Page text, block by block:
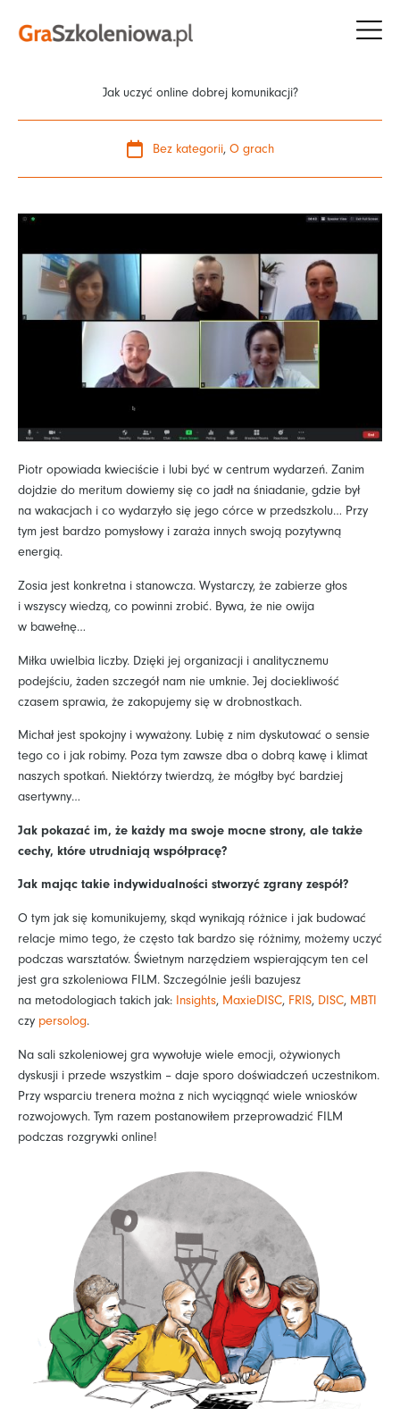
Jak uczyć online dobrej komunikacji?
Bez kategorii, O grach
Piotr opowiada kwieciście i lubi być w centrum wydarzeń. Zanim
dojdzie do meritum dowiemy się co jadł na śniadanie, gdzie był
na wakacjach i co wydarzyło się jego córce w przedszkolu… Przy
tym jest bardzo pomysłowy i zaraża innych swoją pozytywną
energią.
Zosia jest konkretna i stanowcza. Wystarczy, że zabierze głos
i wszyscy wiedzą, co powinni zrobić. Bywa, że nie owija
w bawełnę…
Miłka uwielbia liczby. Dzięki jej organizacji i analitycznemu
podejściu, żaden szczegół nam nie umknie. Jej dociekliwość
czasem sprawia, że zakopujemy się w drobnostkach.
Michał jest spokojny i wyważony. Lubię z nim dyskutować o sensie
tego co i jak robimy. Poza tym zawsze dba o dobrą kawę i klimat
naszych spotkań. Niektórzy twierdzą, że mógłby być bardziej
asertywny…
Jak pokazać im, że każdy ma swoje mocne strony, ale także
cechy, które utrudniają współpracę?
Jak mając takie indywidualności stworzyć zgrany zespół?
O tym jak się komunikujemy, skąd wynikają różnice i jak budować
relacje mimo tego, że często tak bardzo się różnimy, możemy uczyć
podczas warsztatów. Świetnym narzędziem wspierającym ten cel
jest gra szkoleniowa FILM. Szczególnie jeśli bazujesz
na metodologiach takich jak: Insights, MaxieDISC, FRIS, DISC, MBTI
czy persolog.
Na sali szkoleniowej gra wywołuje wiele emocji, ożywionych
dyskusji i przede wszystkim – daje sporo doświadczeń uczestnikom.
Przy wsparciu trenera można z nich wyciągnąć wiele wniosków
rozwojowych. Tym razem postanowiłem przeprowadzić FILM
podczas rozgrywki online!